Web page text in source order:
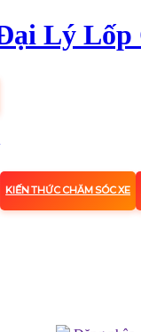
KIẾN THỨC CHĂM SÓC XE